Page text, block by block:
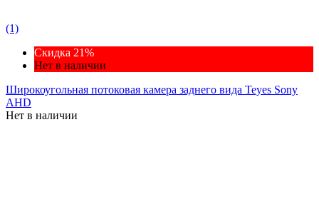
(1)
Скидка 21%
Нет в наличии
Широкоугольная потоковая камера заднего вида Teyes Sony
AHD
Нет в наличии